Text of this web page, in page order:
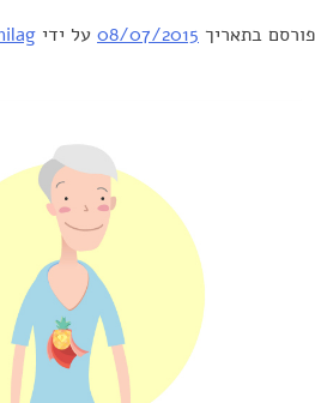
פורסם בתאריך 08/07/2015 על ידי